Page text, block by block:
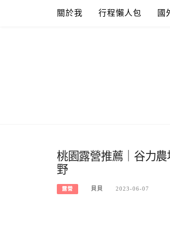
關於我 行程懶人包 國
桃園露營推薦｜谷力
野
露營 貝貝 2023-06-07